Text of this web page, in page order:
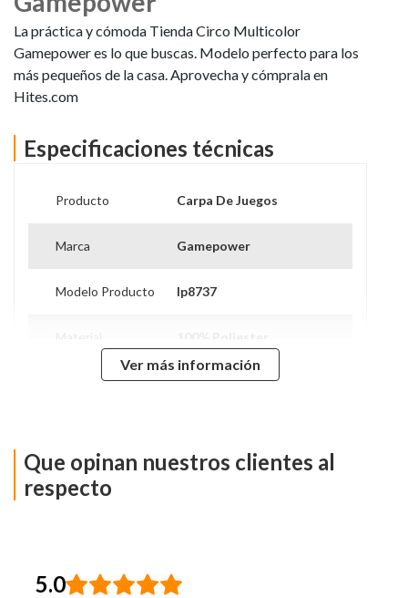
La práctica y cómoda Tienda Circo Multicolor
Gamepower es lo que buscas. Modelo perfecto para los
más pequeños de la casa. Aprovecha y cómprala en
Hites.com
Especificaciones técnicas
Producto Carpa De Juegos
Marca Gamepower
Modelo Producto Ip8737
+ 3 Años
Largo 125 Cm
Ver más información
Que opinan nuestros clientes al
respecto
5.0